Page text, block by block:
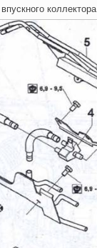
коллектора